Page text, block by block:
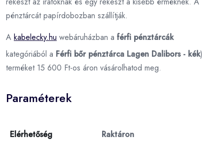
pénztárcát papírdobozban szállítják.
A kabelecky.hu webáruházban a férfi pénztárcák
kategóriából a Férfi bőr pénztárca Lagen Dalibors - kék)
terméket 15 600 Ft-os áron vásárolhatod meg.
Paraméterek
Elérhetőség Raktáron